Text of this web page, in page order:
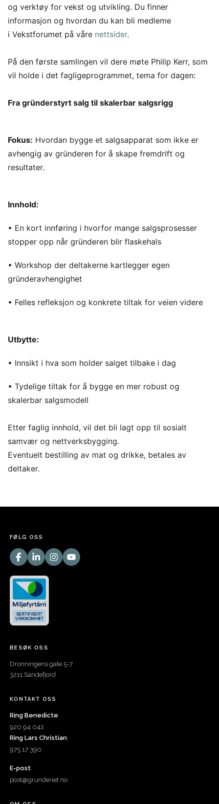
og verktøy for vekst og utvikling. Du finner
informasjon og hvordan du kan bli medleme
i Vekstforumet på våre nettsider.
På den første samlingen vil dere møte Philip Kerr, som
vil holde i det fagligeprogrammet, tema for dagen:
Fra gründerstyrt salg til skalerbar salgsrigg
Fokus: Hvordan bygge et salgsapparat som ikke er
avhengig av gründeren for å skape fremdrift og
resultater.
Innhold:
• En kort innføring i hvorfor mange salgsprosesser
stopper opp når gründeren blir flaskehals
• Workshop der deltakerne kartlegger egen
gründeravhengighet
• Felles refleksjon og konkrete tiltak for veien videre
Utbytte:
• Innsikt i hva som holder salget tilbake i dag
• Tydelige tiltak for å bygge en mer robust og
skalerbar salgsmodell
Etter faglig innhold, vil det bli lagt opp til sosialt
samvær og nettverksbygging.
Eventuelt bestilling av mat og drikke, betales av
deltaker.
FØLG OSS
BESØK OSS
Dronningens gate 5-7
3211 Sandefjord
KONTAKT OSS
Ring Benedicte
920 94 042
Ring Lars Christian
975 17 390
E-post
post@grunderiet.no